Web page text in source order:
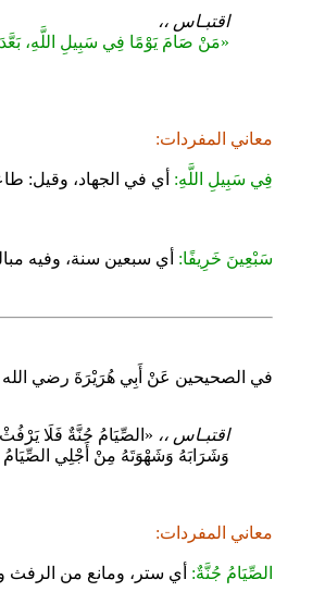
اقتبـاس ،،
«مَنْ صَامَ يَوْمًا فِي سَبِيلِ اللَّهِ،
معاني المفردات:
فِي سَبِيلِ اللَّهِ: أي في الجهاد، وقيل:
سَبْعِينَ خَرِيفًا: أي سبعين سنة، وفيه
في الصحيحين عَنْ أَبِي هُرَيْرَةَ رضي الله
اقتبـاس ،، «الصِّيَامُ جُنَّةٌ فَلَا
وَشَرَابَهُ وَشَهْوَتَهُ مِنْ أَجْلِي الصِّيَامُ
معاني المفردات:
الصِّيَامُ جُنَّةٌ: أي ستر، ومانع من الرفث